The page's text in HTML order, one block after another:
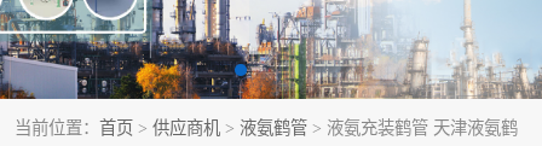
当前位置： 首页 > 供应商机 > 液氨鹤管 > 液氨充装鹤管 天津液氨鹤
底部装卸鹤管 LNG低温鹤管
液氨鹤管 液化气鹤管
鹤管配件 活动梯栈台